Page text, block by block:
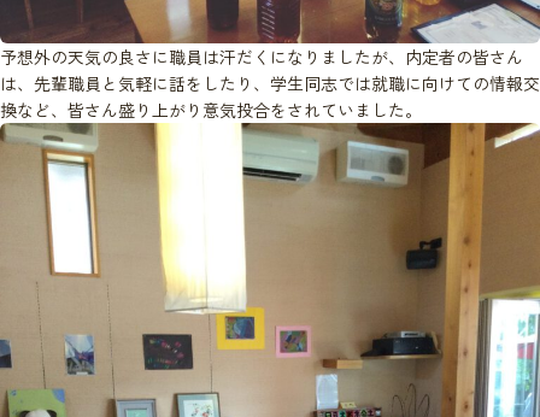
予想外の天気の良さに職員は汗だくになりましたが、内定者の皆さん
は、先輩職員と気軽に話をしたり、学生同志では就職に向けての情報交
換など、皆さん盛り上がり意気投合をされていました。